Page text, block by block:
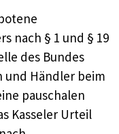
nach § 1 und § 19
des Bundes
und Händler beim
pauschalen
Kasseler Urteil